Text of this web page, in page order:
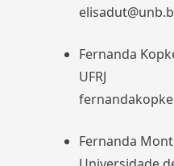
Fernanda
UFRJ
Fernanda